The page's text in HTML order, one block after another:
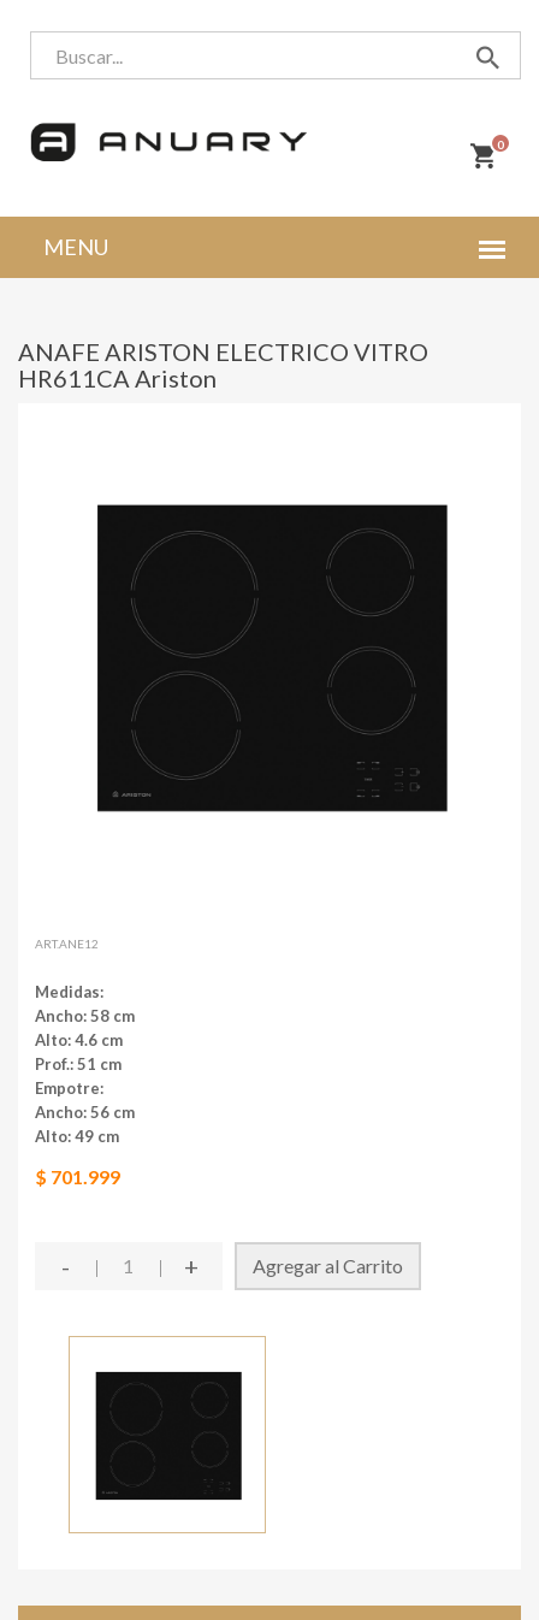
0
ANAFE ARISTON ELECTRICO VITRO
HR611CA Ariston
ART.ANE12
Medidas:
Ancho: 58 cm
Alto: 4.6 cm
Prof.: 51 cm
Empotre:
Ancho: 56 cm
Alto: 49 cm
$ 701.999
- + Agregar al Carrito